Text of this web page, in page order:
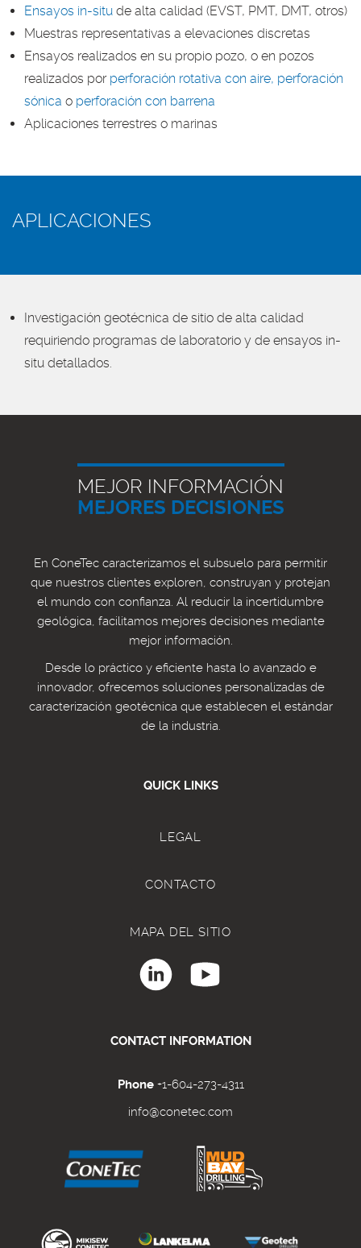
Ensayos in-situ de alta calidad (EVST, PMT, DMT, otros)
Muestras representativas a elevaciones discretas
Ensayos realizados en su propio pozo, o en pozos
realizados por perforación rotativa con aire, perforación
sónica o perforación con barrena
Aplicaciones terrestres o marinas
APLICACIONES
Investigación geotécnica de sitio de alta calidad
requiriendo programas de laboratorio y de ensayos in-
situ detallados.
MEJOR INFORMACIÓN
MEJORES DECISIONES
En ConeTec caracterizamos el subsuelo para permitir
que nuestros clientes exploren, construyan y protejan
el mundo con confianza. Al reducir la incertidumbre
geológica, facilitamos mejores decisiones mediante
mejor información.
Desde lo práctico y eficiente hasta lo avanzado e
innovador, ofrecemos soluciones personalizadas de
caracterización geotécnica que establecen el estándar
de la industria.
QUICK LINKS
LEGAL
CONTACTO
MAPA DEL SITIO
CONTACT INFORMATION
Phone +1-604-273-4311
info@conetec.com